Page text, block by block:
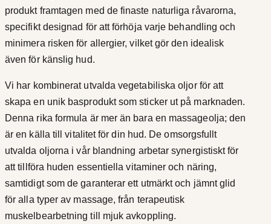
i
l
4
5
9
,
0
k
g
d
produkt framtagen med de finaste naturliga råvarorna,
specifikt designad för att förhöja varje behandling och
minimera risken för allergier, vilket gör den idealisk
även för känslig hud.
Vi har kombinerat utvalda vegetabiliska oljor för att
skapa en unik basprodukt som sticker ut på marknaden.
Denna rika formula är mer än bara en massageolja; den
är en källa till vitalitet för din hud. De omsorgsfullt
utvalda oljorna i vår blandning arbetar synergistiskt för
att tillföra huden essentiella vitaminer och näring,
samtidigt som de garanterar ett utmärkt och jämnt glid
för alla typer av massage, från terapeutisk
muskelbearbetning till mjuk avkoppling.